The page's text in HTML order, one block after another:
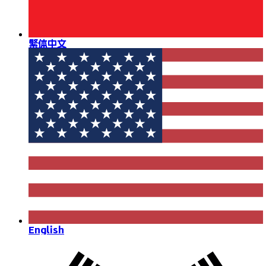
繁体中文
English